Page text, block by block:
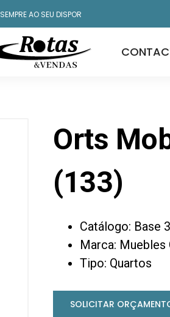
SEMPRE AO SEU DISPOR
Orts
(133)
Catálogo: Base
Marca: Muebles
Tipo: Quartos
SOLICITAR